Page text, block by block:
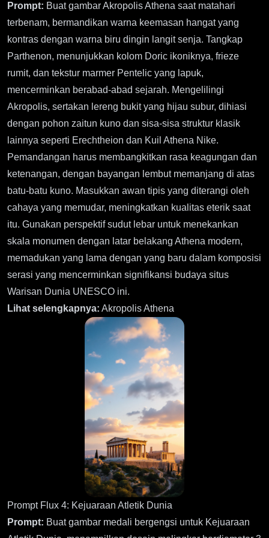
Prompt: Buat gambar Akropolis Athena saat matahari
terbenam, bermandikan warna keemasan hangat yang
kontras dengan warna biru dingin langit senja. Tangkap
Parthenon, menunjukkan kolom Doric ikoniknya, frieze
rumit, dan tekstur marmer Pentelic yang lapuk,
mencerminkan berabad-abad sejarah. Mengelilingi
Akropolis, sertakan lereng bukit yang hijau subur, dihiasi
dengan pohon zaitun kuno dan sisa-sisa struktur klasik
lainnya seperti Erechtheion dan Kuil Athena Nike.
Pemandangan harus membangkitkan rasa keagungan dan
ketenangan, dengan bayangan lembut memanjang di atas
batu-batu kuno. Masukkan awan tipis yang diterangi oleh
cahaya yang memudar, meningkatkan kualitas eterik saat
itu. Gunakan perspektif sudut lebar untuk menekankan
skala monumen dengan latar belakang Athena modern,
memadukan yang lama dengan yang baru dalam komposisi
serasi yang mencerminkan signifikansi budaya situs
Warisan Dunia UNESCO ini.
Lihat selengkapnya: Akropolis Athena
Prompt Flux 4: Kejuaraan Atletik Dunia
Prompt: Buat gambar medali bergengsi untuk Kejuaraan